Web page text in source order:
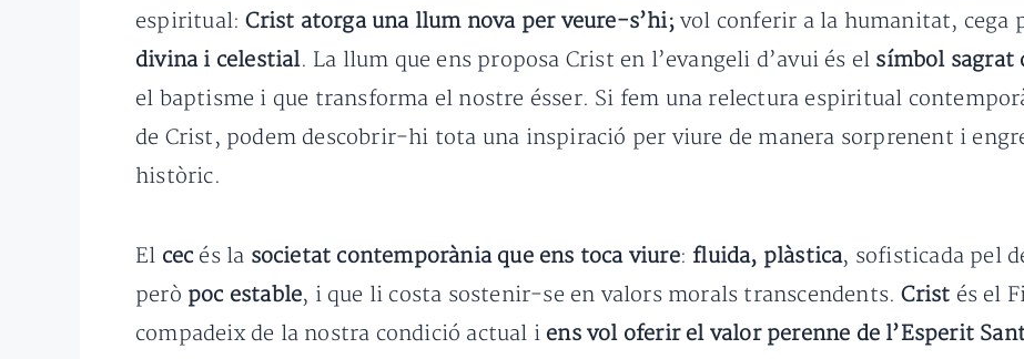
espiritual:Crist atorga una llum nova per veure-s’hi;vol conferir a la humanitat, cega
divina i celestial. La llum que ens proposa Crist en l’evangeli d’avui és el símbol sagrat
el baptisme i que transforma el nostre ésser. Si fem una relectura espiritual
de Crist, podem descobrir-hi tota una inspiració per viure de manera sorprenent i
històric.
El cec és la societat contemporània que ens toca viure:fluida, plàstica, sofisticada pel
però poc estable, i que li costa sostenir-se en valors morals transcendents.Crist és el
compadeix de la nostra condició actual i ens vol oferir el valor perenne de l’Esperit